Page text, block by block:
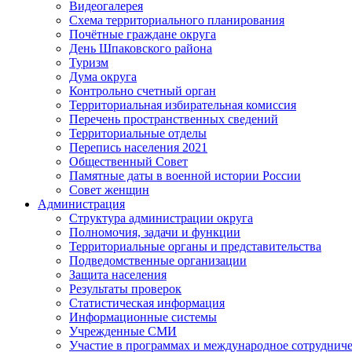
Видеогалерея
Схема территориального планирования
Почётные граждане округа
День Шпаковского района
Туризм
Дума округа
Контрольно счетный орган
Территориальная избирательная комиссия
Перечень пространственных сведений
Территориальные отделы
Перепись населения 2021
Общественный Совет
Памятные даты в военной истории России
Совет женщин
Администрация
Структура администрации округа
Полномочия, задачи и функции
Территориальные органы и представительства
Подведомственные организации
Защита населения
Результаты проверок
Статистическая информация
Информационные системы
Учрежденные СМИ
Участие в программах и международное